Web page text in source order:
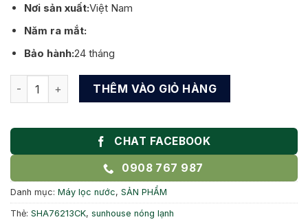
Nơi sản xuất:Việt Nam
Năm ra mắt:
Bảo hành:24 tháng
Máy lọc nước RO nóng lạnh Sunhouse 10 lõi SHA76213CK
THÊM VÀO GIỎ HÀNG
CHAT FACEBOOK
0908 767 987
Danh mục: Máy lọc nước, SẢN PHẨM
Thẻ: SHA76213CK, sunhouse nóng lạnh